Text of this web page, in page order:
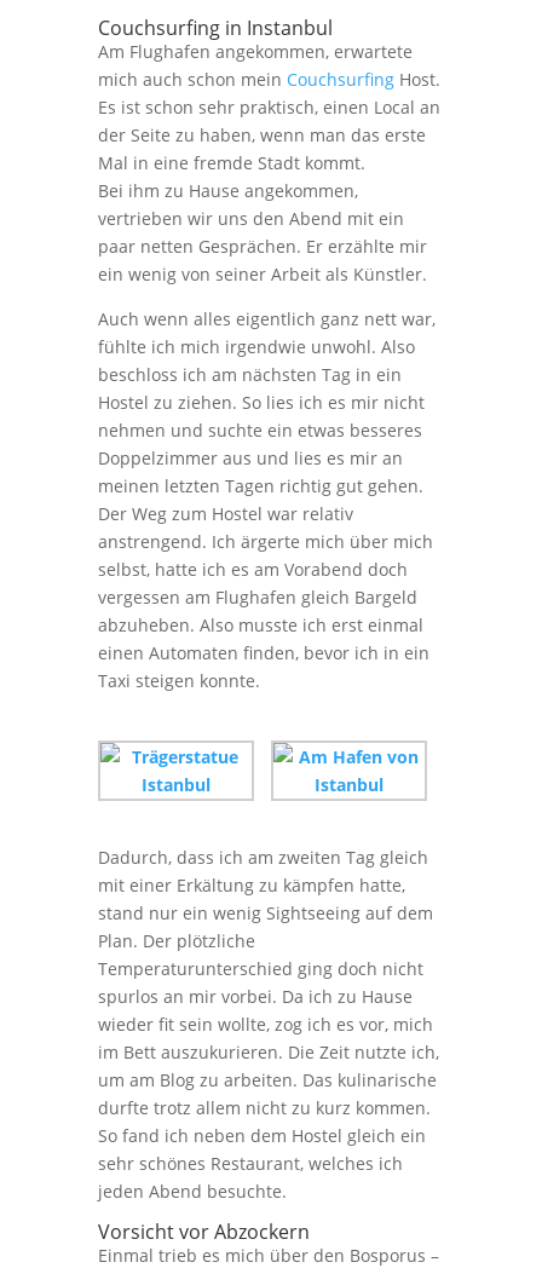
Couchsurfing in Instanbul
Am Flughafen angekommen, erwartete
mich auch schon mein Couchsurfing Host.
Es ist schon sehr praktisch, einen Local an
der Seite zu haben, wenn man das erste
Mal in eine fremde Stadt kommt.
Bei ihm zu Hause angekommen,
vertrieben wir uns den Abend mit ein
paar netten Gesprächen. Er erzählte mir
ein wenig von seiner Arbeit als Künstler.
Auch wenn alles eigentlich ganz nett war,
fühlte ich mich irgendwie unwohl. Also
beschloss ich am nächsten Tag in ein
Hostel zu ziehen. So lies ich es mir nicht
nehmen und suchte ein etwas besseres
Doppelzimmer aus und lies es mir an
meinen letzten Tagen richtig gut gehen.
Der Weg zum Hostel war relativ
anstrengend. Ich ärgerte mich über mich
selbst, hatte ich es am Vorabend doch
vergessen am Flughafen gleich Bargeld
abzuheben. Also musste ich erst einmal
einen Automaten finden, bevor ich in ein
Taxi steigen konnte.
Dadurch, dass ich am zweiten Tag gleich
mit einer Erkältung zu kämpfen hatte,
stand nur ein wenig Sightseeing auf dem
Plan. Der plötzliche
Temperaturunterschied ging doch nicht
spurlos an mir vorbei. Da ich zu Hause
wieder fit sein wollte, zog ich es vor, mich
im Bett auszukurieren. Die Zeit nutzte ich,
um am Blog zu arbeiten. Das kulinarische
durfte trotz allem nicht zu kurz kommen.
So fand ich neben dem Hostel gleich ein
sehr schönes Restaurant, welches ich
jeden Abend besuchte.
Vorsicht vor Abzockern
Einmal trieb es mich über den Bosporus –